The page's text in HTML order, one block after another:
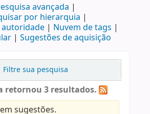
avançada
por hierarquia
autoridade
Nuvem de tags
Sugestões de aquisição
Filtre sua pesquisa
retornou 3 resultados.
sugestões.